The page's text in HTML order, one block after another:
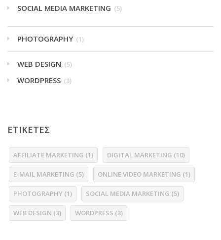
SOCIAL MEDIA MARKETING (5)
PHOTOGRAPHY (1)
WEB DESIGN (5)
WORDPRESS (3)
ΕΤΙΚΕΤΕΣ
AFFILIATE MARKETING (1) DIGITAL MARKETING (10)
E-MAIL MARKETING (5) ONLINE VIDEO MARKETING (1)
PHOTOGRAPHY (1) SOCIAL MEDIA MARKETING (5)
WEB DESIGN (3) WORDPRESS (3)